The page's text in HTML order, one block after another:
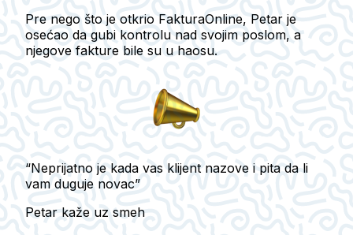
Pre nego što je otkrio FakturaOnline, Petar je
osećao da gubi kontrolu nad svojim poslom, a
njegove fakture bile su u haosu.
“Neprijatno je kada vas klijent nazove i pita da li
vam duguje novac”
Petar kaže uz smeh